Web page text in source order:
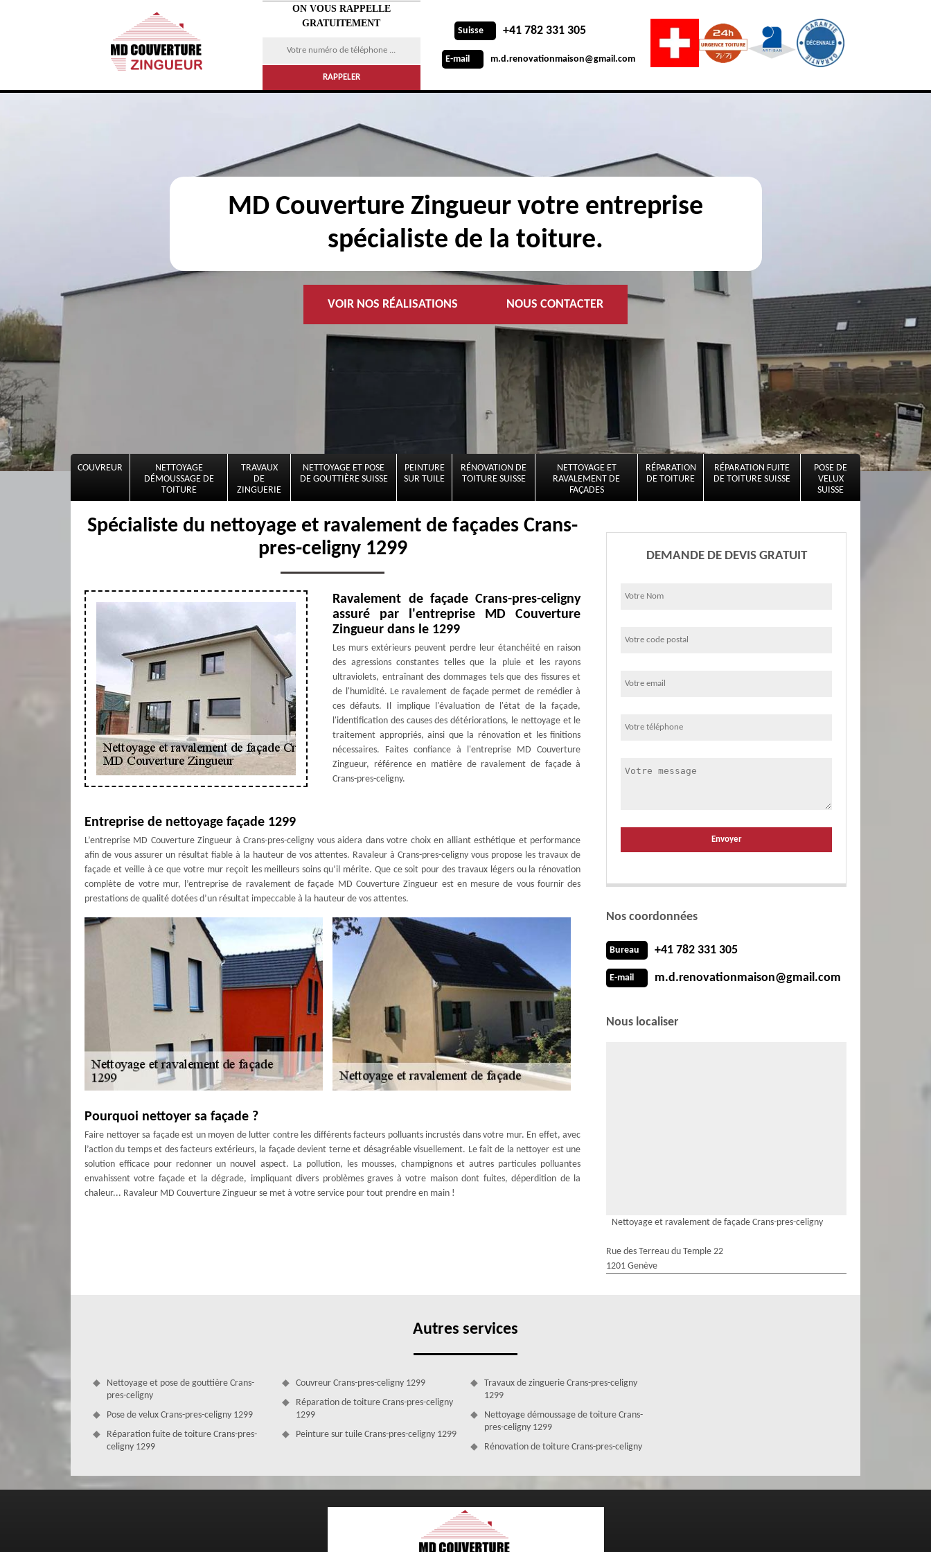
ON VOUS RAPPELLE
GRATUITEMENT
Suisse +41 782 331 305
E-mail m.d.renovationmaison@gmail.com
MD Couverture Zingueur votre entreprise
spécialiste de la toiture.
VOIR NOS RÉALISATIONS NOUS CONTACTER
COUVREUR
NETTOYAGE
DÉMOUSSAGE DE
TOITURE
TRAVAUX
DE
ZINGUERIE
NETTOYAGE ET POSE
DE GOUTTIÈRE SUISSE
PEINTURE
SUR TUILE
RÉNOVATION DE
TOITURE SUISSE
NETTOYAGE ET
RAVALEMENT DE
FAÇADES
RÉPARATION
DE TOITURE
RÉPARATION FUITE
DE TOITURE SUISSE
POSE DE
VELUX
SUISSE
Spécialiste du nettoyage et ravalement de façades Crans-
pres-celigny 1299
Ravalement de façade Crans-pres-celigny
assuré par l'entreprise MD Couverture
Zingueur dans le 1299
Les murs extérieurs peuvent perdre leur étanchéité en raison
des agressions constantes telles que la pluie et les rayons
ultraviolets, entraînant des dommages tels que des fissures et
de l'humidité. Le ravalement de façade permet de remédier à
ces défauts. Il implique l'évaluation de l'état de la façade,
l'identification des causes des détériorations, le nettoyage et le
traitement appropriés, ainsi que la rénovation et les finitions
nécessaires. Faites confiance à l'entreprise MD Couverture
Zingueur, référence en matière de ravalement de façade à
Crans-pres-celigny.
Entreprise de nettoyage façade 1299
L’entreprise MD Couverture Zingueur à Crans-pres-celigny vous aidera dans votre choix en alliant esthétique et performance
afin de vous assurer un résultat fiable à la hauteur de vos attentes. Ravaleur à Crans-pres-celigny vous propose les travaux de
façade et veille à ce que votre mur reçoit les meilleurs soins qu’il mérite. Que ce soit pour des travaux légers ou la rénovation
complète de votre mur, l’entreprise de ravalement de façade MD Couverture Zingueur est en mesure de vous fournir des
prestations de qualité dotées d’un résultat impeccable à la hauteur de vos attentes.
Pourquoi nettoyer sa façade ?
Faire nettoyer sa façade est un moyen de lutter contre les différents facteurs polluants incrustés dans votre mur. En effet, avec
l’action du temps et des facteurs extérieurs, la façade devient terne et désagréable visuellement. Le fait de la nettoyer est une
solution efficace pour redonner un nouvel aspect. La pollution, les mousses, champignons et autres particules polluantes
envahissent votre façade et la dégrade, impliquant divers problèmes graves à votre maison dont fuites, déperdition de la
chaleur... Ravaleur MD Couverture Zingueur se met à votre service pour tout prendre en main !
Entreprise MD Couverture Zingueur : votre partenaire en nettoyage et ravalement de
DEMANDE DE DEVIS GRATUIT
Nos coordonnées
Bureau +41 782 331 305
E-mail m.d.renovationmaison@gmail.com
Nous localiser
Nettoyage et ravalement de façade Crans-pres-celigny
Rue des Terreau du Temple 22
1201 Genève
Autres services
Nettoyage et pose de gouttière Crans-
pres-celigny
Pose de velux Crans-pres-celigny 1299
Réparation fuite de toiture Crans-pres-
celigny 1299
Couvreur Crans-pres-celigny 1299
Réparation de toiture Crans-pres-celigny
1299
Peinture sur tuile Crans-pres-celigny 1299
Travaux de zinguerie Crans-pres-celigny
1299
Nettoyage démoussage de toiture Crans-
pres-celigny 1299
Rénovation de toiture Crans-pres-celigny